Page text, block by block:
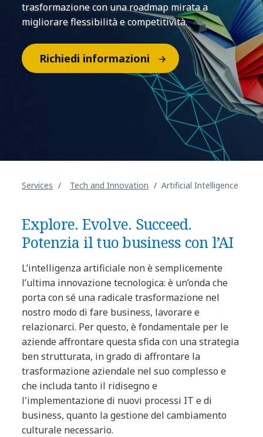
trasformazione con una roadmap mirata a
migliorare flessibilità e competitività.
Richiedi informazioni
Services Tech and Innovation Artificial Intelligence
Explore. Evolve. Succeed.
Potenzia il tuo business con l’AI
L’intelligenza artificiale non è semplicemente
l’ultima innovazione tecnologica: è un’onda che
porta con sé una radicale trasformazione nel
nostro modo di fare business, lavorare e
relazionarci. Per questo, è fondamentale per le
aziende affrontare questa sfida con una strategia
ben strutturata, in grado di affrontare la
trasformazione aziendale nel suo complesso e
che includa tanto il ridisegno e
l'implementazione di nuovi processi IT e di
business, quanto la gestione del cambiamento
culturale necessario.